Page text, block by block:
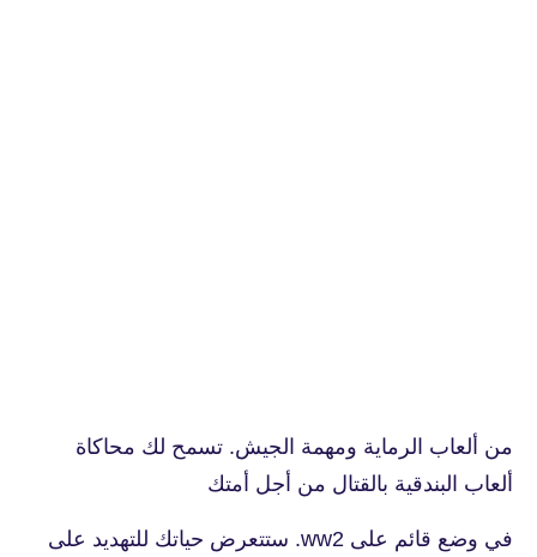
من ألعاب الرماية ومهمة الجيش. تسمح لك محاكاة
ألعاب البندقية بالقتال من أجل أمتك
في وضع قائم على ww2. ستتعرض حياتك للتهديد على